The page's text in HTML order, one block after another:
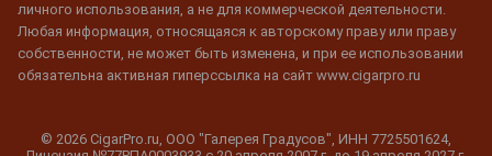
личного использования, а не для коммерческой деятельности.
Любая информация, относящаяся к авторскому праву или праву
собственности, не может быть изменена, и при ее использовании
обязательна активная гиперссылка на сайт www.cigarpro.ru
© 2026 CigarPro.ru, ООО "Галерея Градусов", ИНН 7725501624,